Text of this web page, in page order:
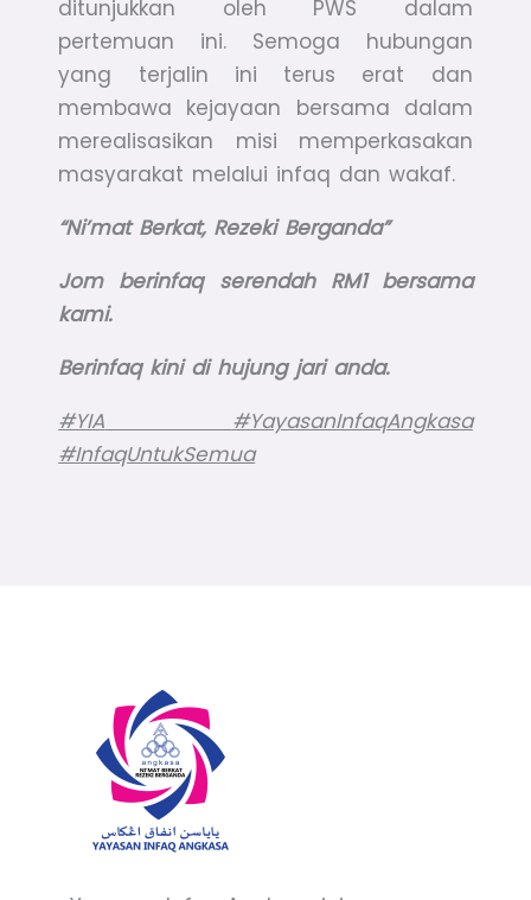
ditunjukkan oleh PWS dalam
pertemuan ini. Semoga hubungan
yang terjalin ini terus erat dan
membawa kejayaan bersama dalam
merealisasikan misi memperkasakan
masyarakat melalui infaq dan wakaf.
“Ni’mat Berkat, Rezeki Berganda”
Jom berinfaq serendah RM1 bersama
kami.
Berinfaq kini di hujung jari anda.
#YIA
#YayasanInfaqAngkasa
#InfaqUntukSemua